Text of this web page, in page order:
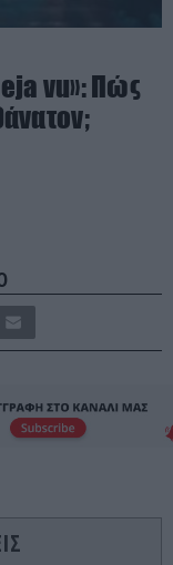
vu»: Πώς